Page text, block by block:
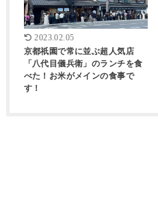
2023.02.05
京都祇園で常に並ぶ超人気店
「八代目儀兵衛」のランチを食
べた！お米がメインの食事で
す！